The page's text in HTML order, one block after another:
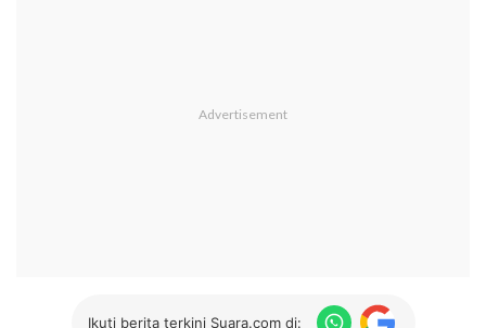
Ikuti berita terkini Suara.com di: